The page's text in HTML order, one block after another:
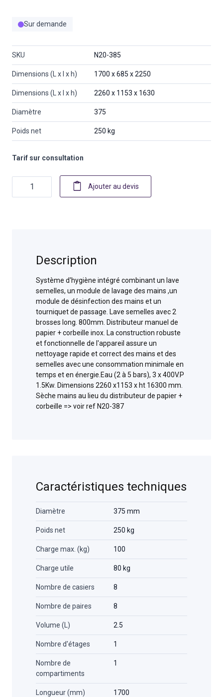
Sur demande
SKU N20-385
Dimensions (L x l x h) 1700 x 685 x 2250
Dimensions (L x l x h) 2260 x 1153 x 1630
Diamètre 375
Poids net 250 kg
Tarif sur consultation
Ajouter au devis
Description
Système d'hygiène intégré combinant un lave
semelles, un module de lavage des mains ,un
module de désinfection des mains et un
tourniquet de passage. Lave semelles avec 2
brosses long. 800mm. Distributeur manuel de
papier + corbeille inox. La construction robuste
et fonctionnelle de l'appareil assure un
nettoyage rapide et correct des mains et des
semelles avec une consommation minimale en
temps et en énergie.Eau (2 à 5 bars), 3 x 400V.P
1.5Kw. Dimensions 2260 x1153 x ht 16300 mm.
Sèche mains au lieu du distributeur de papier +
corbeille => voir ref N20-387
Caractéristiques techniques
Diamètre 375 mm
Poids net 250 kg
Charge max. (kg) 100
Charge utile 80 kg
Nombre de casiers 8
Nombre de paires 8
Volume (L) 2.5
Nombre d'étages 1
Nombre de
compartiments
1
Longueur (mm) 1700